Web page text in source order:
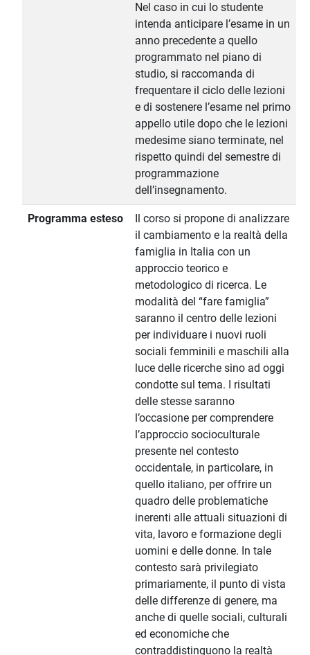
Nel caso in cui lo studente
intenda anticipare l’esame in un
anno precedente a quello
programmato nel piano di
studio, si raccomanda di
frequentare il ciclo delle lezioni
e di sostenere l’esame nel primo
appello utile dopo che le lezioni
medesime siano terminate, nel
rispetto quindi del semestre di
programmazione
dell’insegnamento.
Programma esteso
Il corso si propone di analizzare
il cambiamento e la realtà della
famiglia in Italia con un
approccio teorico e
metodologico di ricerca. Le
modalità del “fare famiglia”
saranno il centro delle lezioni
per individuare i nuovi ruoli
sociali femminili e maschili alla
luce delle ricerche sino ad oggi
condotte sul tema. I risultati
delle stesse saranno
l’occasione per comprendere
l’approccio socioculturale
presente nel contesto
occidentale, in particolare, in
quello italiano, per offrire un
quadro delle problematiche
inerenti alle attuali situazioni di
vita, lavoro e formazione degli
uomini e delle donne. In tale
contesto sarà privilegiato
primariamente, il punto di vista
delle differenze di genere, ma
anche di quelle sociali, culturali
ed economiche che
contraddistinguono la realtà